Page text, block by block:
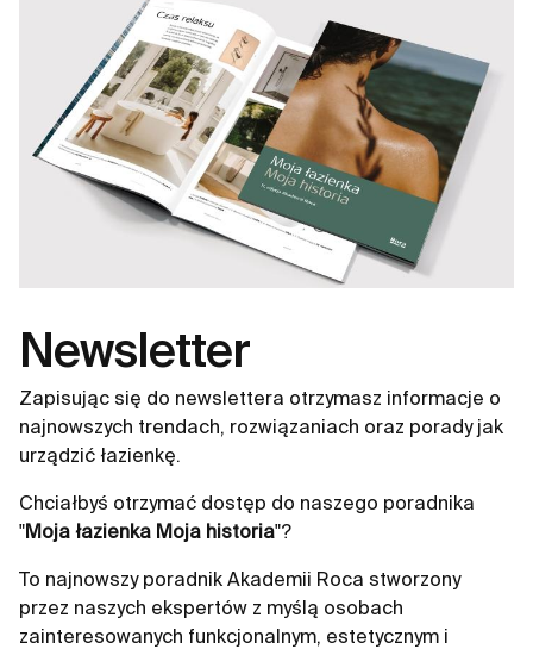
Newsletter
Zapisując się do newslettera otrzymasz informacje o
najnowszych trendach, rozwiązaniach oraz porady jak
urządzić łazienkę.
Chciałbyś otrzymać dostęp do naszego poradnika
"Moja łazienka Moja historia"?
To najnowszy poradnik Akademii Roca stworzony
przez naszych ekspertów z myślą osobach
zainteresowanych funkcjonalnym, estetycznym i